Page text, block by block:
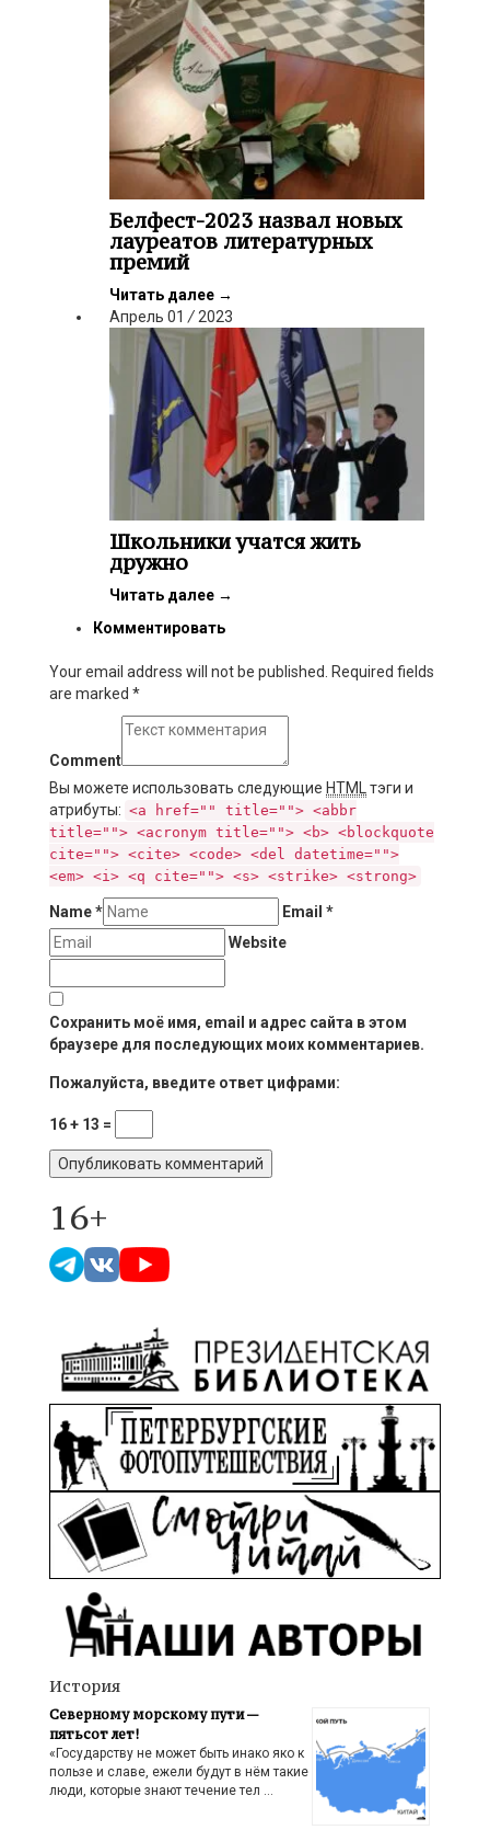
Белфест-2023 назвал новых
лауреатов литературных
премий
Читать далее →
Апрель 01 / 2023
Школьники учатся жить
дружно
Читать далее →
Комментировать
Your email address will not be published. Required fields
are marked *
Comment
Вы можете использовать следующие HTML
тэги и
атрибуты: <a href="" title=""> <abbr
title=""> <acronym title=""> <b> <blockquote
cite=""> <cite> <code> <del datetime="">
<em> <i> <q cite=""> <s> <strike> <strong>
Name* Email *
Website
Сохранить моё имя, email и адрес сайта в этом
браузере для последующих моих комментариев.
Пожалуйста, введите ответ цифрами:
16 + 13 =
16+
История
Северному морскому пути —
пятьсот лет!
«Государству не может быть инако яко к
пользе и славе, ежели будут в нём такие
люди, которые знают течение тел …